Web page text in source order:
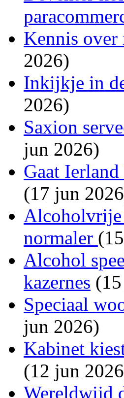
Kennis
2026)
Inkijkje in
2026)
Saxion
jun 2026)
Gaat
(17 jun
Alcoholvrije
normaler
Alcohol
kazernes
Speciaal
jun 2026)
Kabinet
(12 jun
Wereldwijd